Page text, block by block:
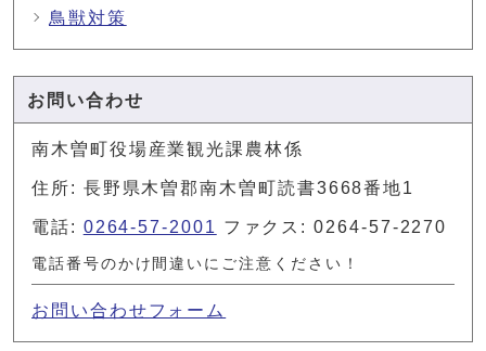
鳥獣対策
お問い合わせ
南木曽町役場産業観光課農林係
住所: 長野県木曽郡南木曽町読書3668番地1
電話: 0264-57-2001 ファクス: 0264-57-2270
電話番号のかけ間違いにご注意ください！
お問い合わせフォーム